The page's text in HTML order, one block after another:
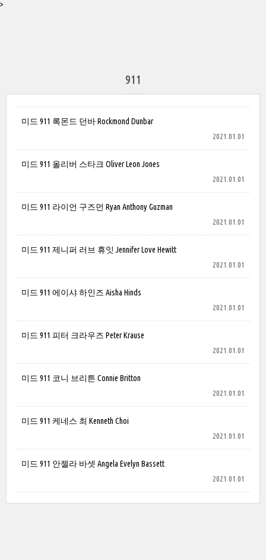
>
911
미드 911 록몬드 던바 Rockmond Dunbar
2021.01.01
미드 911 올리버 스타크 Oliver Leon Jones
2021.01.01
미드 911 라이언 구즈먼 Ryan Anthony Guzman
2021.01.01
미드 911 제니퍼 러브 휴잇 Jennifer Love Hewitt
2021.01.01
미드 911 에이샤 하인즈 Aisha Hinds
2021.01.01
미드 911 피터 크라우즈 Peter Krause
2021.01.01
미드 911 코니 브리튼 Connie Britton
2021.01.01
미드 911 케네스 최 Kenneth Choi
2021.01.01
미드 911 안젤라 바셋 Angela Evelyn Bassett
2021.01.01